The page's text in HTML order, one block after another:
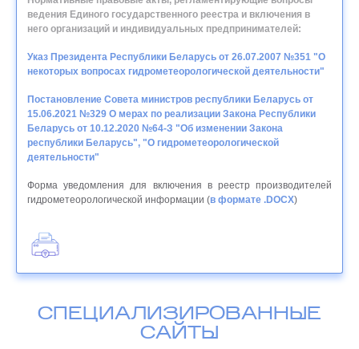
ведения Единого государственного реестра и включения в
него организаций и индивидуальных предпринимателей:
Указ Президента Республики Беларусь от 26.07.2007 №351 "О
некоторых вопросах гидрометеорологической деятельности"
Постановление Совета министров республики Беларусь от
15.06.2021 №329 О мерах по реализации Закона Республики
Беларусь от 10.12.2020 №64-З "Об изменении Закона
республики Беларусь", "О гидрометеорологической
деятельности"
Форма уведомления для включения в реестр производителей
гидрометеорологической информации (в формате .DOCX)
СПЕЦИАЛИЗИРОВАННЫЕ
САЙТЫ